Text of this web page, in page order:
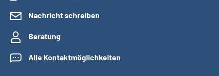
Nachricht schreiben
Beratung
Alle Kontaktmöglichkeiten